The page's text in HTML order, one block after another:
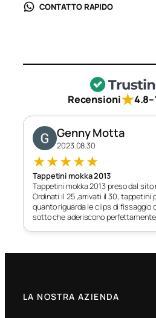
CONTATTO RAPIDO
Recensioni★4.8–
Genny Motta
2023.08.30
★★★★★
Tappetini mokka 2013
Tappetini mokka 2013 preso dal
Ordinati il 25 ,arrivati il 30, tappetini
quanto riguarda le clips di fissaggio
sotto che aderiscono
LA NOSTRA AZIENDA